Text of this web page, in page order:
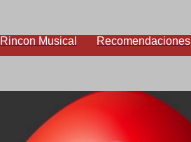
Rincon Musical Recomendaciones